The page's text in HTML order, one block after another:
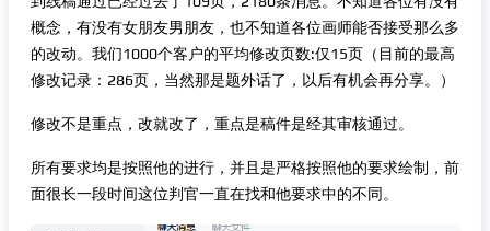
概念，有没有女朋友男朋友，也不知道各位画师能否接受那么多
的改动。我们1000个客户的平均修改页数:仅15页（目前的最高
修改记录：286页，当然那是题外话了，以后有机会再分享。）
修改不是重点，改就改了，重点是稿件是经其审核通过。
所有要求均是按照他的进行，并且是严格按照他的要求绘制，前
面很长一段时间这位判官一直在找和他要求中的不同。